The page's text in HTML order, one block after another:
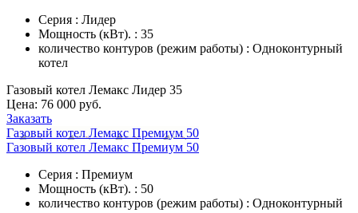
Серия : Лидер
Мощность (кВт). : 35
количество контуров (режим работы) : Одноконтурный
котел
Газовый котел Лемакс Лидер 35
Цена: 76 000 руб.
Заказать
Газовый котел Лемакс Премиум 50
Газовый котел Лемакс Премиум 50
Серия : Премиум
Мощность (кВт). : 50
количество контуров (режим работы) : Одноконтурный